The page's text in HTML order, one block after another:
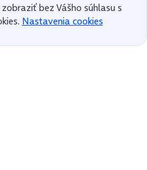
bez Vášho súhlasu s
Nastavenia cookies